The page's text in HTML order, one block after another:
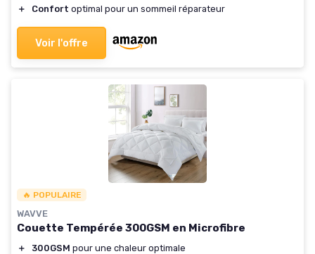
＋ Confort optimal pour un sommeil réparateur
Voir l'offre
🔥 POPULAIRE
WAVVE
Couette Tempérée 300GSM en Microfibre
＋ 300GSM pour une chaleur optimale